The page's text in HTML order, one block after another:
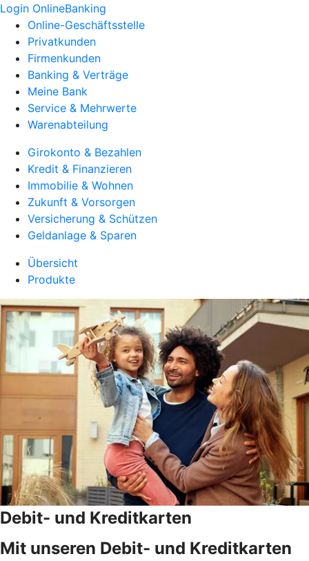
Login OnlineBanking
Online-Geschäftsstelle
Privatkunden
Firmenkunden
Banking & Verträge
Meine Bank
Service & Mehrwerte
Warenabteilung
Girokonto & Bezahlen
Kredit & Finanzieren
Immobilie & Wohnen
Zukunft & Vorsorgen
Versicherung & Schützen
Geldanlage & Sparen
Übersicht
Produkte
Debit- und Kreditkarten
Mit unseren Debit- und Kreditkarten